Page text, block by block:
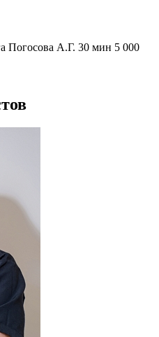
Погосова А.Г. 30 мин 5 000